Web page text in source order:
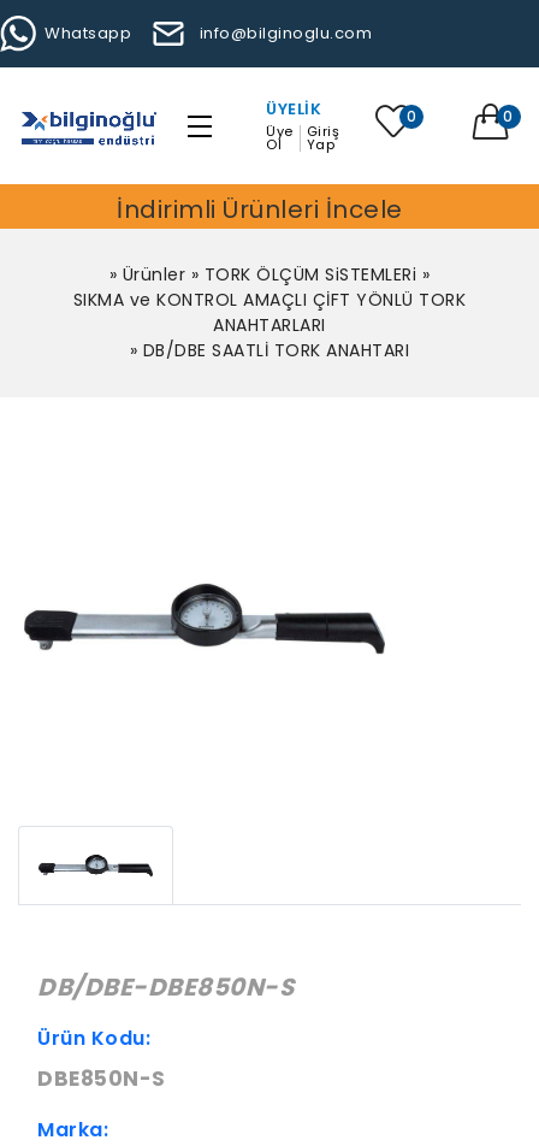
Whatsapp info@bilginoglu.com
ÜYELIK
Üye
Ol
Giriş
Yap
0 0
İndirimli Ürünleri İncele
» Ürünler » TORK ÖLÇÜM SiSTEMLERi »
SIKMA ve KONTROL AMAÇLI ÇİFT YÖNLÜ TORK
ANAHTARLARI
» DB/DBE SAATLİ TORK ANAHTARI
DB/DBE-DBE850N-S
Ürün Kodu:
DBE850N-S
Marka: